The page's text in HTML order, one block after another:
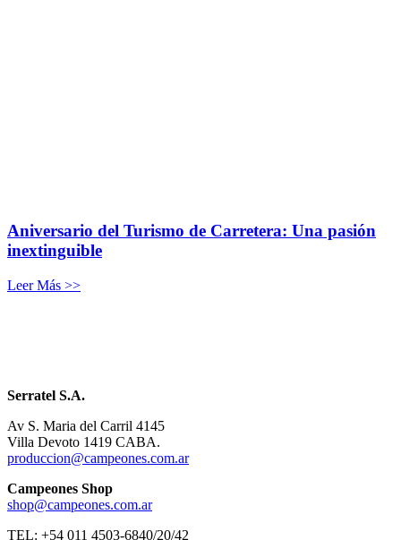
Aniversario del Turismo de Carretera: Una pasión
inextinguible
Leer Más >>
Serratel S.A.
Av S. Maria del Carril 4145
Villa Devoto 1419 CABA.
produccion@campeones.com.ar
Campeones Shop
shop@campeones.com.ar
TEL: +54 011 4503-6840/20/42